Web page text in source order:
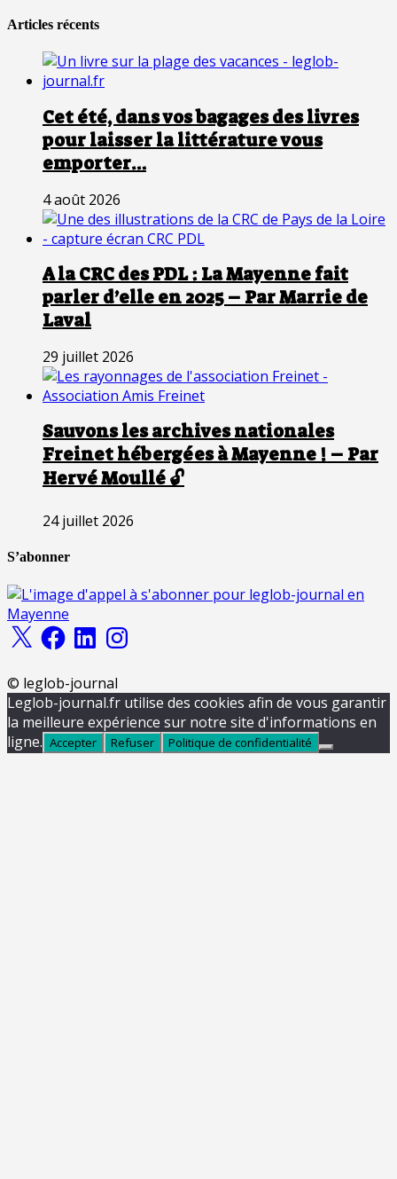
Articles récents
Cet été, dans vos bagages des livres
pour laisser la littérature vous
emporter…
4 août 2026
A la CRC des PDL : La Mayenne fait
parler d’elle en 2025 – Par Marrie de
Laval
29 juillet 2026
Sauvons les archives nationales
Freinet hébergées à Mayenne ! – Par
Hervé Moullé 🔓
24 juillet 2026
S’abonner
X FacebookLinkedInInstagram
© leglob-journal
Leglob-journal.fr utilise des cookies afin de vous garantir
la meilleure expérience sur notre site d'informations en
ligne. Accepter Refuser Politique de confidentialité